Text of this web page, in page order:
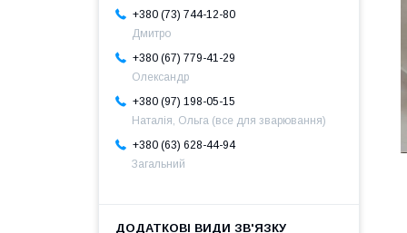
+380 (73) 744-12-80
Дмитро
+380 (67) 779-41-29
Олександр
+380 (97) 198-05-15
Наталія, Ольга (все для зварювання)
+380 (63) 628-44-94
Загальний